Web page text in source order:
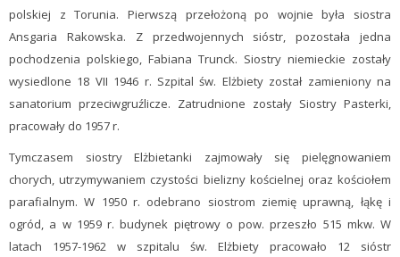
polskiej z Torunia. Pierwszą przełożoną po wojnie była siostra
Ansgaria Rakowska. Z przedwojennych sióstr, pozostała jedna
pochodzenia polskiego, Fabiana Trunck. Siostry niemieckie zostały
wysiedlone 18 VII 1946 r. Szpital św. Elżbiety został zamieniony na
sanatorium przeciwgruźlicze. Zatrudnione zostały Siostry Pasterki,
pracowały do 1957 r.
Tymczasem siostry Elżbietanki zajmowały się pielęgnowaniem
chorych, utrzymywaniem czystości bielizny kościelnej oraz kościołem
parafialnym. W 1950 r. odebrano siostrom ziemię uprawną, łąkę i
ogród, a w 1959 r. budynek piętrowy o pow. przeszło 515 mkw. W
latach 1957-1962 w szpitalu św. Elżbiety pracowało 12 sióstr